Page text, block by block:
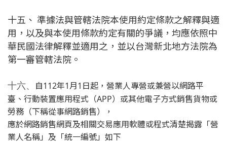
十五、 準據法與管轄法院本使用約定條款之解釋與適
用，以及與本使用條款約定有關的爭議，均應依照中
華民國法律解釋並適用之，並以台灣新北地方法院為
第一審管轄法院。
十六、
自112年1月1日起，營業人專營或兼營以網路平
臺、行動裝置應用程式（APP）或其他電子方式銷售貨物或
勞務（下稱從事網路銷售），
應於網路銷售網頁及相關交易應用軟體或程式清楚揭露「營
業人名稱」及「統一編號」如下